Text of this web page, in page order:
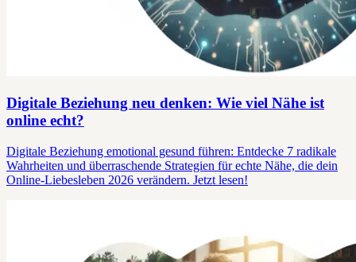
Digitale Beziehung neu denken: Wie viel Nähe ist
online echt?
Digitale Beziehung emotional gesund führen: Entdecke 7 radikale
Wahrheiten und überraschende Strategien für echte Nähe, die dein
Online-Liebesleben 2026 verändern. Jetzt lesen!